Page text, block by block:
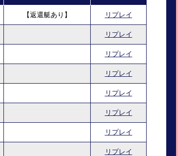
【返還艇あり】 リプレイ
リプレイ
リプレイ
リプレイ
リプレイ
リプレイ
リプレイ
リプレイ